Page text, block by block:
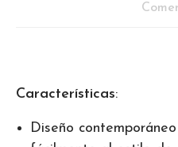
Características:
Diseño